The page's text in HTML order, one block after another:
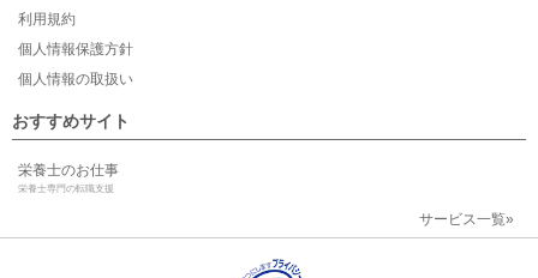
利用規約
個人情報保護方針
個人情報の取扱い
おすすめサイト
栄養士のお仕事
栄養士専門の転職支援
サービス一覧»